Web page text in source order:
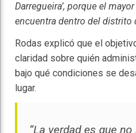
Darregueira’, porque el
encuentra dentro del distrito
Rodas explicó que el
claridad sobre quién
bajo qué condiciones se
lugar.
“La verdad es que